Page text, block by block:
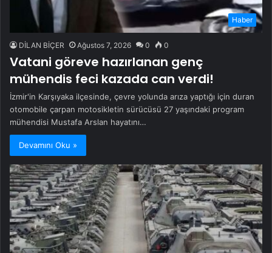
Haber
DİLAN BİÇER Ağustos 7, 2026 0 0
Vatani göreve hazırlanan genç
mühendis feci kazada can verdi!
İzmir'in Karşıyaka ilçesinde, çevre yolunda arıza yaptığı için duran
otomobile çarpan motosikletin sürücüsü 27 yaşındaki program
mühendisi Mustafa Arslan hayatını…
Devamını Oku »